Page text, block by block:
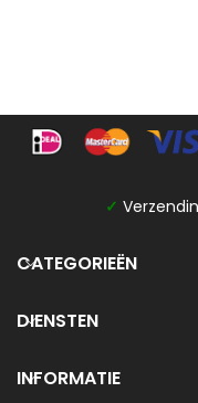
✓
CATEGORIEËN
DIENSTEN
INFORMATIE